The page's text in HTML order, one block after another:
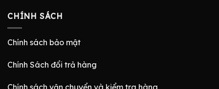
CHÍNH SÁCH
Chính sách bảo mật
Chính Sách đổi trả hàng
Chính sách vận chuyển và kiểm tra hàng